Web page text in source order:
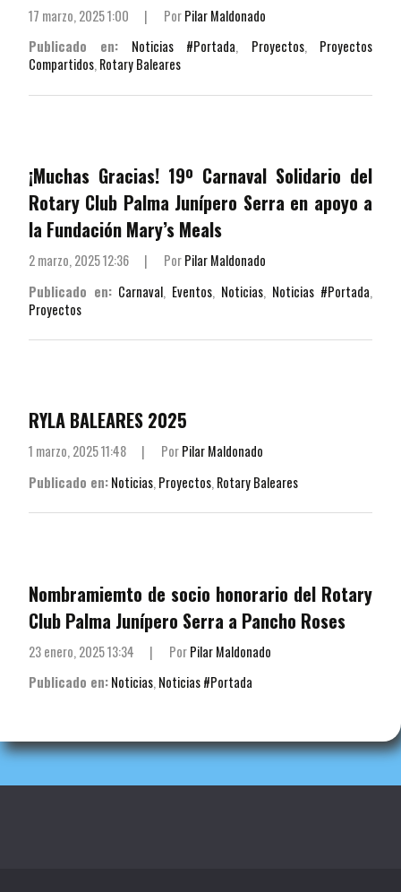
17 marzo, 2025 1:00 | PorPilar Maldonado
Publicado en:
Noticias #Portada, Proyectos, Proyectos
Compartidos,Rotary Baleares
¡Muchas Gracias! 19º Carnaval Solidario del
Rotary Club Palma Junípero Serra en apoyo a
la Fundación Mary’s Meals
2 marzo, 2025 12:36 | PorPilar Maldonado
Publicado en: Carnaval, Eventos, Noticias, Noticias #Portada,
Proyectos
RYLA BALEARES 2025
1 marzo, 2025 11:48 | PorPilar Maldonado
Publicado en:Noticias, Proyectos, Rotary Baleares
Nombramiemto de socio honorario del Rotary
Club Palma Junípero Serra a Pancho Roses
23 enero, 2025 13:34 | PorPilar Maldonado
Publicado en:Noticias, Noticias #Portada